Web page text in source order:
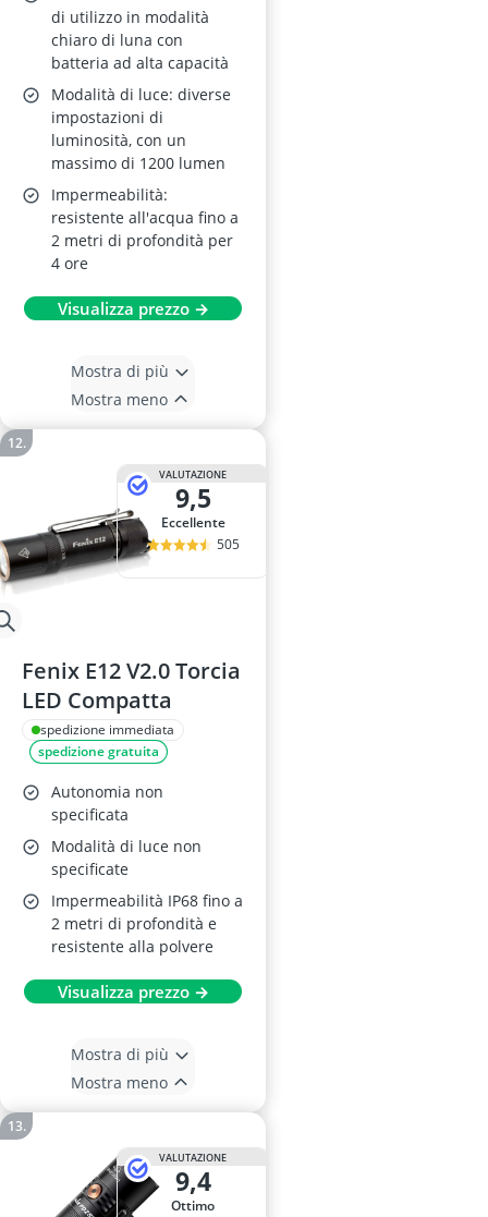
di utilizzo in modalità
chiaro di luna con
batteria ad alta capacità
Modalità di luce: diverse
impostazioni di
luminosità, con un
massimo di 1200 lumen
Impermeabilità:
resistente all'acqua fino a
2 metri di profondità per
4 ore
Visualizza prezzo →
Mostra di più
Mostra meno
VALUTAZIONE
9,5
Eccellente
505
Fenix E12 V2.0 Torcia
LED Compatta
spedizione immediata
spedizione gratuita
Autonomia non
specificata
Modalità di luce non
specificate
Impermeabilità IP68 fino a
2 metri di profondità e
resistente alla polvere
Visualizza prezzo →
Mostra di più
Mostra meno
VALUTAZIONE
9,4
Ottimo